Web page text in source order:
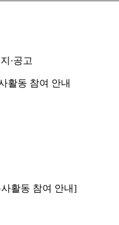
·공고
활동 참여 안내
활동 참여 안내]